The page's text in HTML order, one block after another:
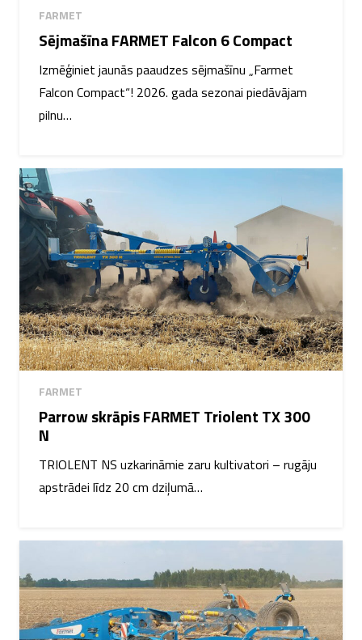
FARMET
Sējmašīna FARMET Falcon 6 Compact
Izmēģiniet jaunās paaudzes sējmašīnu „Farmet
Falcon Compact“! 2026. gada sezonai piedāvājam
pilnu…
FARMET
Parrow skrāpis FARMET Triolent TX 300
N
TRIOLENT NS uzkarināmie zaru kultivatori – rugāju
apstrādei līdz 20 cm dziļumā…